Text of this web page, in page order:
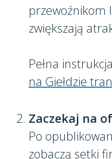
przewoźnikom
zwiększają
Pełna
na Giełdzie
Zaczekaj na
Po
zobaczą setki